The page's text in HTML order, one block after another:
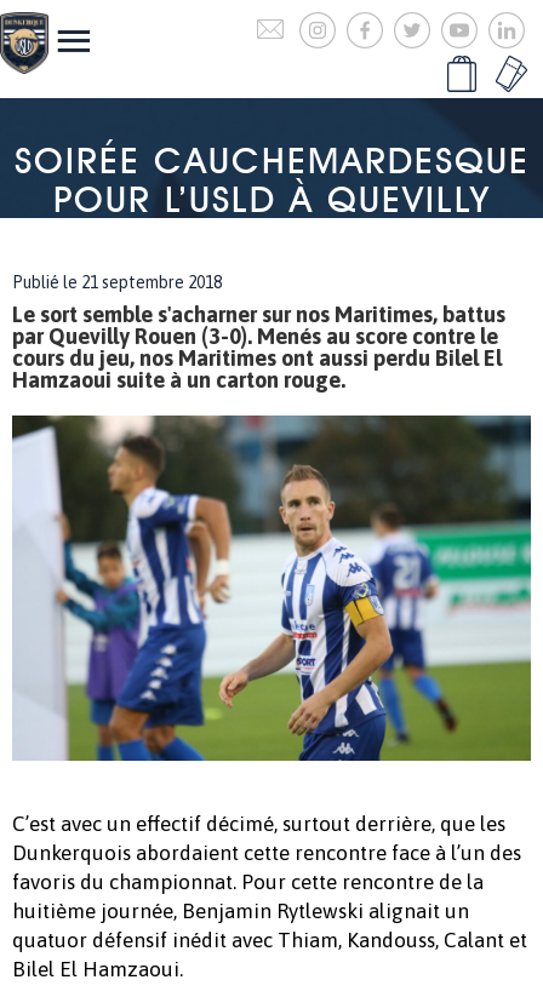
SOIRÉE CAUCHEMARDESQUE
POUR L’USLD À QUEVILLY
Publié le 21 septembre 2018
Le sort semble s'acharner sur nos Maritimes, battus
par Quevilly Rouen (3-0). Menés au score contre le
cours du jeu, nos Maritimes ont aussi perdu Bilel El
Hamzaoui suite à un carton rouge.
C’est avec un effectif décimé, surtout derrière, que les
Dunkerquois abordaient cette rencontre face à l’un des
favoris du championnat. Pour cette rencontre de la
huitième journée, Benjamin Rytlewski alignait un
quatuor défensif inédit avec Thiam, Kandouss, Calant et
Bilel El Hamzaoui.